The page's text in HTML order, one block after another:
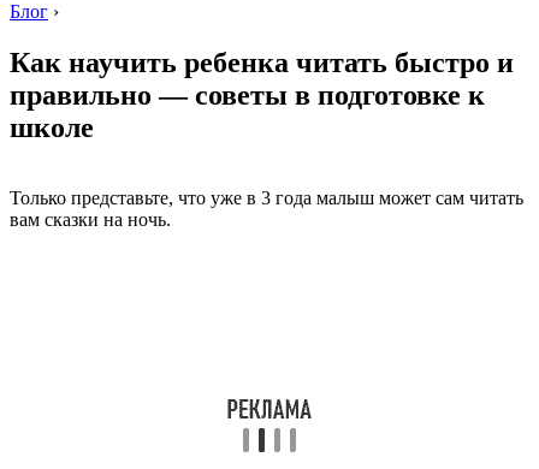
Блог ›
Как научить ребенка читать быстро и
правильно — советы в подготовке к
школе
Только представьте, что уже в 3 года малыш может сам читать
вам сказки на ночь.